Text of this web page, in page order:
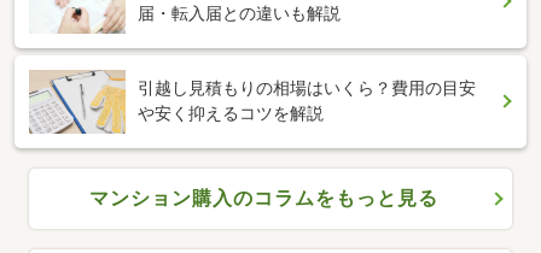
届・転入届との違いも解説
引越し見積もりの相場はいくら？費用の目安
や安く抑えるコツを解説
マンション購入のコラムをもっと見る